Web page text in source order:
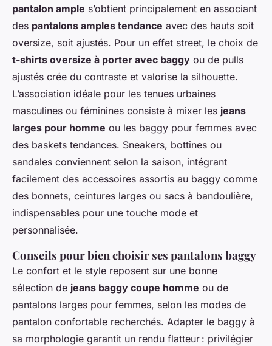
pantalon ample s’obtient principalement en associant
des pantalons amples tendance avec des hauts soit
oversize, soit ajustés. Pour un effet street, le choix de
t-shirts oversize à porter avec baggy ou de pulls
ajustés crée du contraste et valorise la silhouette.
L’association idéale pour les tenues urbaines
masculines ou féminines consiste à mixer les jeans
larges pour homme ou les baggy pour femmes avec
des baskets tendances. Sneakers, bottines ou
sandales conviennent selon la saison, intégrant
facilement des accessoires assortis au baggy comme
des bonnets, ceintures larges ou sacs à bandoulière,
indispensables pour une touche mode et
personnalisée.
Conseils pour bien choisir ses pantalons baggy
Le confort et le style reposent sur une bonne
sélection de jeans baggy coupe homme ou de
pantalons larges pour femmes, selon les modes de
pantalon confortable recherchés. Adapter le baggy à
sa morphologie garantit un rendu flatteur : privilégier